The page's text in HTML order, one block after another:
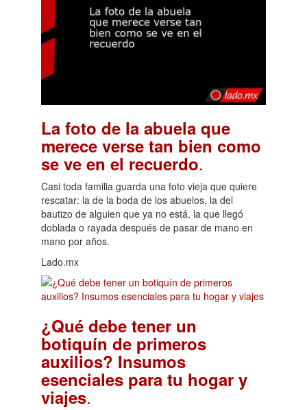
La foto de la abuela que
merece verse tan bien como
se ve en el recuerdo.
Casi toda familia guarda una foto vieja que quiere
rescatar: la de la boda de los abuelos, la del
bautizo de alguien que ya no está, la que llegó
doblada o rayada después de pasar de mano en
mano por años.
Lado.mx
¿Qué debe tener un
botiquín de primeros
auxilios? Insumos
esenciales para tu hogar y
viajes.